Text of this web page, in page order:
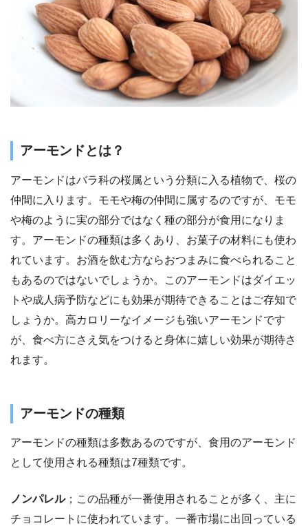
アーモンドとは？
アーモンドはバラ科の桜属という分類に入る植物で、桜の
仲間に入ります。モモや梅の仲間に属するのですが、モモ
や梅のように実の部分ではなく種の部分が食用になりま
す。アーモンドの種類は多くあり、お菓子の材料にも使わ
れています。お酒を飲む方ならおつまみに食べられること
もあるのではないでしょうか。このアーモンドはダイエッ
トや成人病予防などにも効果が期待できることはご存知で
しょうか。高カロリーなイメージも強いアーモンドです
が、食べ方にさえ気をつけると身体に嬉しい効果が期待さ
れます。
アーモンドの種類
アーモンドの種類は多数あるのですが、食用のアーモンド
として使用される種類は7種類です。
ノンパレル；この品種が一番使用されることが多く、主に
チョコレートに使われています。一番市場に出回っている